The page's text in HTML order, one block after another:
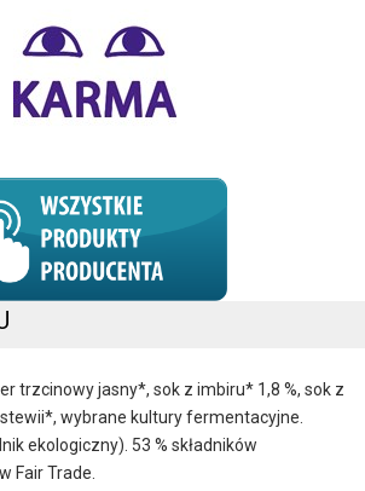
trzcinowy jasny*, sok z imbiru* 1,8 %, sok z
wybrane kultury fermentacyjne.
ekologiczny). 53 % składników
Fair Trade.